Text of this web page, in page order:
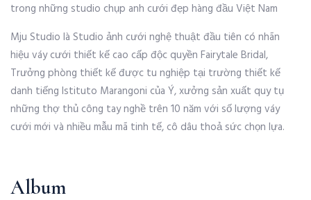
trong những studio chụp anh cưới đẹp hàng đầu Việt Nam
Mju Studio là Studio ảnh cưới nghệ thuật đầu tiên có nhãn
hiệu váy cưới thiết kế cao cấp độc quyền Fairytale Bridal,
Trưởng phòng thiết kế được tu nghiệp tại trường thiết kế
danh tiếng Istituto Marangoni của Ý, xưởng sản xuất quy tụ
những thợ thủ công tay nghề trên 10 năm với số lượng váy
cưới mới và nhiều mẫu mã tinh tế, cô dâu thoả sức chọn lựa.
Album